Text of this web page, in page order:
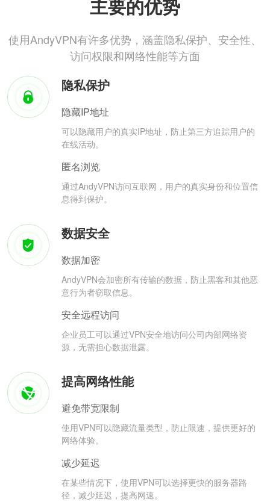
主要的优势
使用AndyVPN有许多优势，涵盖隐私保护、安全性、
访问权限和网络性能等方面
隐私保护
隐藏IP地址
可以隐藏用户的真实IP地址，防止第三方追踪用户的
在线活动。
匿名浏览
通过AndyVPN访问互联网，用户的真实身份和位置信
息得到保护。
数据安全
数据加密
AndyVPN会加密所有传输的数据，防止黑客和其他恶
意行为者窃取信息。
安全远程访问
企业员工可以通过VPN安全地访问公司内部网络资
源，无需担心数据泄露。
提高网络性能
避免带宽限制
使用VPN可以隐藏流量类型，防止限速，提供更好的
网络体验。
减少延迟
在某些情况下，使用VPN可以选择更快的服务器路
径，减少延迟，提高网速。